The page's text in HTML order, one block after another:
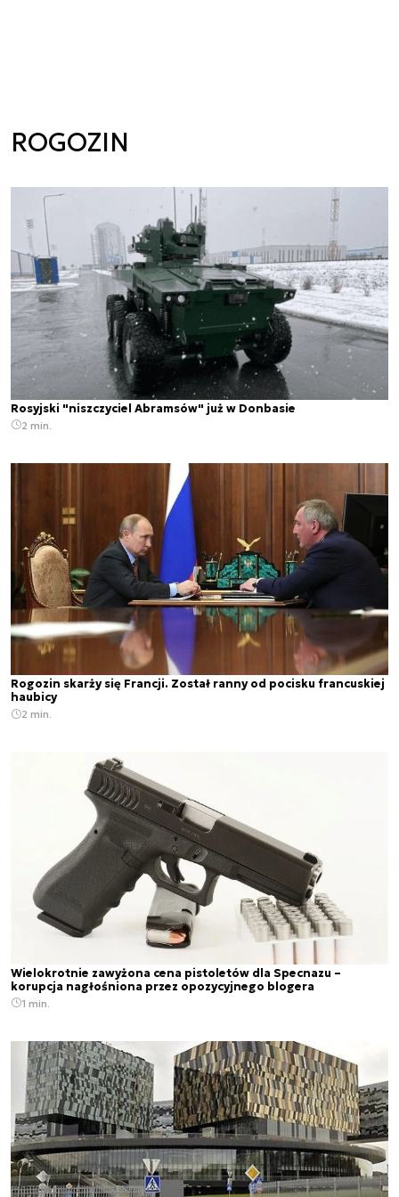
ROGOZIN
Rosyjski "niszczyciel Abramsów" już w Donbasie
2 min.
Rogozin skarży się Francji. Został ranny od pocisku francuskiej
haubicy
2 min.
Wielokrotnie zawyżona cena pistoletów dla Specnazu –
korupcja nagłośniona przez opozycyjnego blogera
1 min.